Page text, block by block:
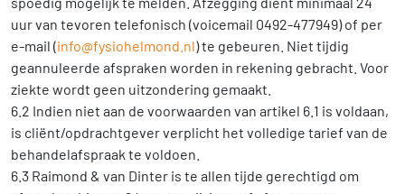
uur van tevoren telefonisch (voicemail 0492-477949) of per
e-mail (info@fysiohelmond.nl) te gebeuren. Niet tijdig
geannuleerde afspraken worden in rekening gebracht. Voor
ziekte wordt geen uitzondering gemaakt.
6.2 Indien niet aan de voorwaarden van artikel 6.1 is voldaan,
is cliënt/opdrachtgever verplicht het volledige tarief van de
behandelafspraak te voldoen.
6.3 Raimond & van Dinter is te allen tijde gerechtigd om